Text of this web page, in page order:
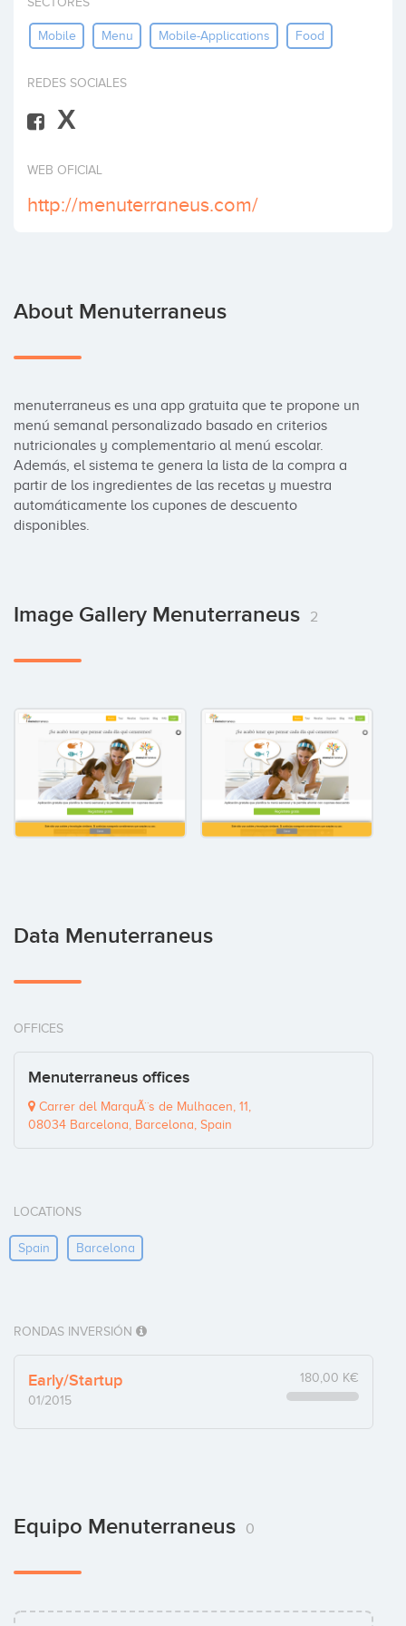
Mobile Menu Mobile-Applications Food
REDES SOCIALES
X
WEB OFICIAL
http://menuterraneus.com/
About Menuterraneus
menuterraneus es una app gratuita que te propone un
menú semanal personalizado basado en criterios
nutricionales y complementario al menú escolar.
Además, el sistema te genera la lista de la compra a
partir de los ingredientes de las recetas y muestra
automáticamente los cupones de descuento
disponibles.
Image Gallery Menuterraneus 2
Data Menuterraneus
OFFICES
Menuterraneus offices
Carrer del MarquÃ¨s de Mulhacen, 11,
08034 Barcelona, Barcelona, Spain
LOCATIONS
Spain Barcelona
RONDAS INVERSIÓN
Early/Startup
01/2015
180,00 K€
Equipo Menuterraneus 0